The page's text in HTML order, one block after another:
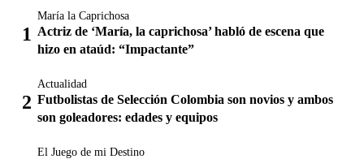
María la Caprichosa
Actriz de ‘María, la caprichosa’ habló de escena que
hizo en ataúd: “Impactante”
Actualidad
Futbolistas de Selección Colombia son novios y ambos
son goleadores: edades y equipos
El Juego de mi Destino